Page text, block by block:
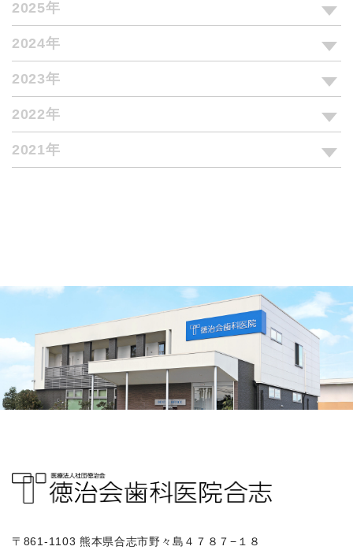
2025年
2024年
2023年
2022年
2021年
〒861-1103 熊本県合志市野々島４７８７−１８